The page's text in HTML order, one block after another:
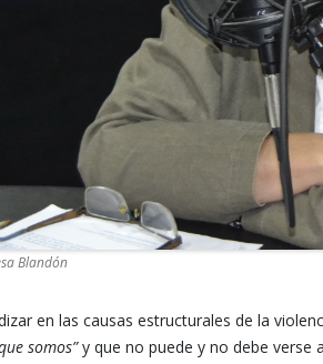
Blandón
en las causas estructurales de la
somos”y que no puede y no debe verse